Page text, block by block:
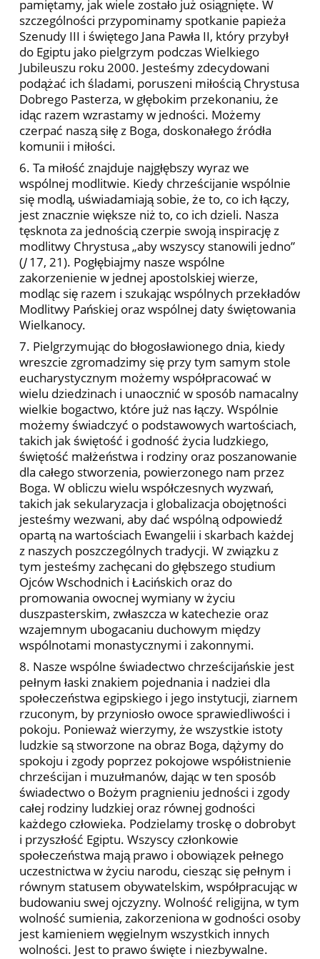
pamiętamy, jak wiele zostało już osiągnięte. W
szczególności przypominamy spotkanie papieża
Szenudy III i świętego Jana Pawła II, który przybył
do Egiptu jako pielgrzym podczas Wielkiego
Jubileuszu roku 2000. Jesteśmy zdecydowani
podążać ich śladami, poruszeni miłością Chrystusa
Dobrego Pasterza, w głębokim przekonaniu, że
idąc razem wzrastamy w jedności. Możemy
czerpać naszą siłę z Boga, doskonałego źródła
komunii i miłości.
6. Ta miłość znajduje najgłębszy wyraz we
wspólnej modlitwie. Kiedy chrześcijanie wspólnie
się modlą, uświadamiają sobie, że to, co ich łączy,
jest znacznie większe niż to, co ich dzieli. Nasza
tęsknota za jednością czerpie swoją inspirację z
modlitwy Chrystusa „aby wszyscy stanowili jedno”
(J17, 21). Pogłębiajmy nasze wspólne
zakorzenienie w jednej apostolskiej wierze,
modląc się razem i szukając wspólnych przekładów
Modlitwy Pańskiej oraz wspólnej daty świętowania
Wielkanocy.
7. Pielgrzymując do błogosławionego dnia, kiedy
wreszcie zgromadzimy się przy tym samym stole
eucharystycznym możemy współpracować w
wielu dziedzinach i unaocznić w sposób namacalny
wielkie bogactwo, które już nas łączy. Wspólnie
możemy świadczyć o podstawowych wartościach,
takich jak świętość i godność życia ludzkiego,
świętość małżeństwa i rodziny oraz poszanowanie
dla całego stworzenia, powierzonego nam przez
Boga. W obliczu wielu współczesnych wyzwań,
takich jak sekularyzacja i globalizacja obojętności
jesteśmy wezwani, aby dać wspólną odpowiedź
opartą na wartościach Ewangelii i skarbach każdej
z naszych poszczególnych tradycji. W związku z
tym jesteśmy zachęcani do głębszego studium
Ojców Wschodnich i Łacińskich oraz do
promowania owocnej wymiany w życiu
duszpasterskim, zwłaszcza w katechezie oraz
wzajemnym ubogacaniu duchowym między
wspólnotami monastycznymi i zakonnymi.
8. Nasze wspólne świadectwo chrześcijańskie jest
pełnym łaski znakiem pojednania i nadziei dla
społeczeństwa egipskiego i jego instytucji, ziarnem
rzuconym, by przyniosło owoce sprawiedliwości i
pokoju. Ponieważ wierzymy, że wszystkie istoty
ludzkie są stworzone na obraz Boga, dążymy do
spokoju i zgody poprzez pokojowe współistnienie
chrześcijan i muzułmanów, dając w ten sposób
świadectwo o Bożym pragnieniu jedności i zgody
całej rodziny ludzkiej oraz równej godności
każdego człowieka. Podzielamy troskę o dobrobyt
i przyszłość Egiptu. Wszyscy członkowie
społeczeństwa mają prawo i obowiązek pełnego
uczestnictwa w życiu narodu, ciesząc się pełnym i
równym statusem obywatelskim, współpracując w
budowaniu swej ojczyzny. Wolność religijna, w tym
wolność sumienia, zakorzeniona w godności osoby
jest kamieniem węgielnym wszystkich innych
wolności. Jest to prawo święte i niezbywalne.